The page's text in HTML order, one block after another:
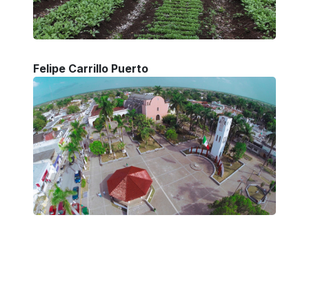
Felipe Carrillo Puerto